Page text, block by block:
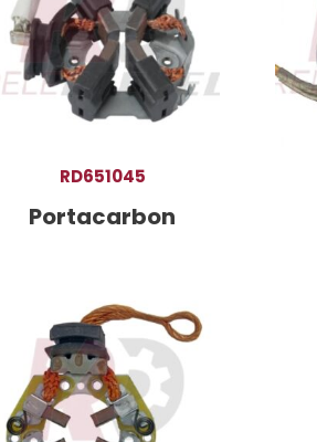
RD651045
Portacarbon